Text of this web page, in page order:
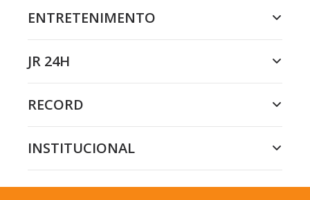
ENTRETENIMENTO
JR 24H
RECORD
INSTITUCIONAL